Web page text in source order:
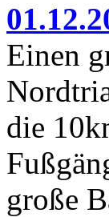
Einen
die
große